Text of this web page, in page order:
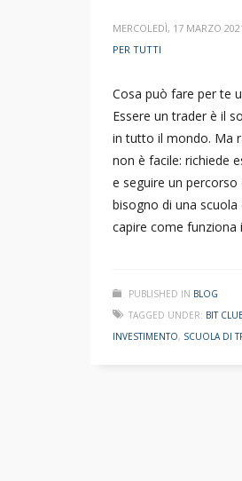
MERCOLEDÌ, 17 MARZO
PER TUTTI
Cosa può fare per te
Essere un trader è il
in tutto il mondo. Ma
non è facile: richiede
e seguire un
bisogno di una
capire come funziona
PUBLISHED IN BLOG
TAGGED UNDER: BIT
INVESTIMENTO, SCUOLA DI